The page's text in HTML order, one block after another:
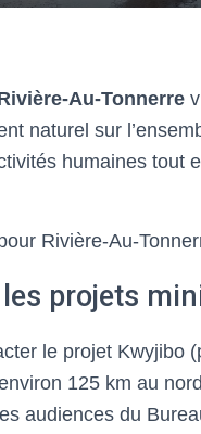
Au-Tonnerre
naturel sur
humaines tout
Rivière-Au-
projets
le projet Kwyjibo
125 km au
audiences du